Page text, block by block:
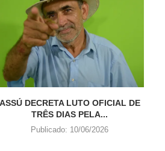
ASSÚ DECRETA LUTO OFICIAL DE
TRÊS DIAS PELA...
Publicado: 10/06/2026